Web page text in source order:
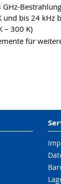
und bis 24 kHz
– 300 K)
für